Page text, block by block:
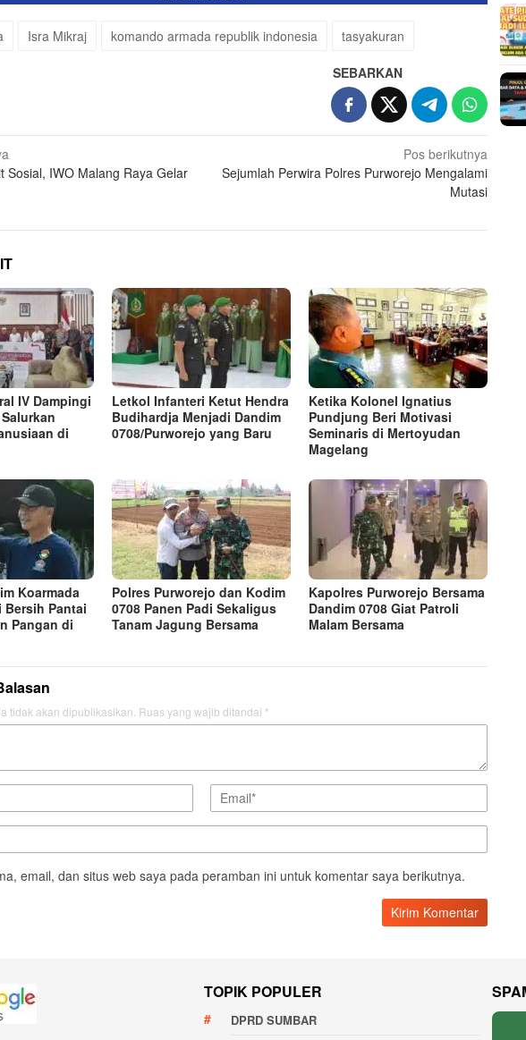
Isra Mikraj komando armada republik indonesia tasyakuran
SEBARKAN
Sosial, IWO Malang Raya Gelar
Pos berikutnya
Sejumlah Perwira Polres Purworejo Mengalami
Mutasi
IV Dampingi
di
Letkol Infanteri Ketut Hendra
Budihardja Menjadi Dandim
0708/Purworejo yang Baru
Ketika Kolonel Ignatius
Pundjung Beri Motivasi
Seminaris di Mertoyudan
Magelang
Koarmada
Bersih Pantai
Pangan di
Polres Purworejo dan Kodim
0708 Panen Padi Sekaligus
Tanam Jagung Bersama
Kapolres Purworejo Bersama
Dandim 0708 Giat Patroli
Malam Bersama
tidak akan dipublikasikan. Ruas yang wajib ditandai *
email, dan situs web saya pada peramban ini untuk komentar saya berikutnya.
TOPIK POPULER
DPRD SUMBAR